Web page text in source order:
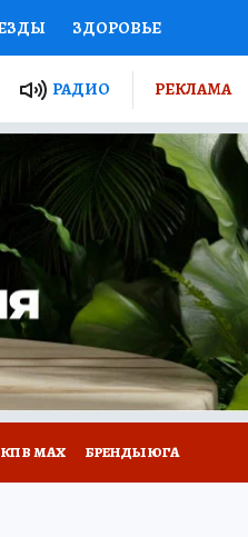
ЗДОРОВЬЕ
ПУТЕВОДИТЕЛЬ
ТУРИЗМ
РЕКЛАМА
РАДИО РЕКЛАМА
КП В МАХ БРЕНДЫ ЮГА